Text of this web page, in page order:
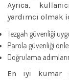
Ayrıca,
yardımcı olmak
Tezgah güvenliği
Parola güvenliği
Doğrulama
En iyi kumar